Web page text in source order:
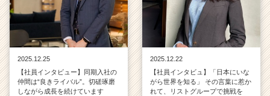
2025.12.25
【社員インタビュー】同期入社の
仲間は“良きライバル”。切磋琢磨
しながら成長を続けています
2025.12.22
【社員インタビュ】「日本にいな
がら世界を知る」 その言葉に惹か
れて、リストグループで挑戦を